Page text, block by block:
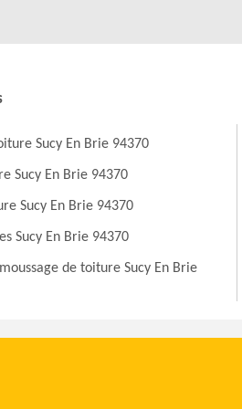
Sucy En Brie 94370
Sucy En Brie 94370
Sucy En Brie 94370
Sucy En Brie 94370
de toiture Sucy En Brie